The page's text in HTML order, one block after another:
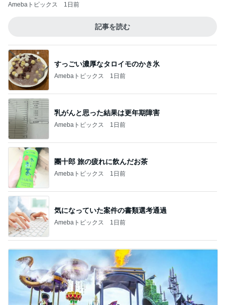
Amebaトピックス 1日前
記事を読む
すっごい濃厚なタロイモのかき氷
Amebaトピックス 1日前
乳がんと思った結果は更年期障害
Amebaトピックス 1日前
團十郎 旅の疲れに飲んだお茶
Amebaトピックス 1日前
気になっていた案件の書類選考通過
Amebaトピックス 1日前